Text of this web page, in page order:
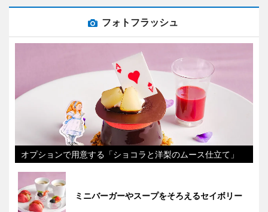
フォトフラッシュ
オプションで用意する「ショコラと洋梨のムース仕立て」
ミニバーガーやスープをそろえるセイボリー